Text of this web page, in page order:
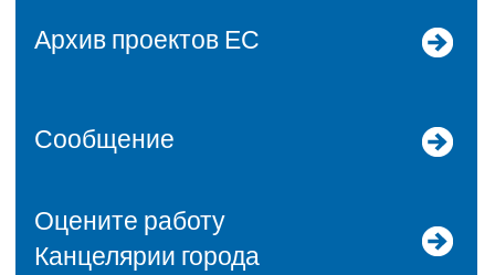
Архив проектов ЕС
Сообщение
Оцените работу
Канцелярии города